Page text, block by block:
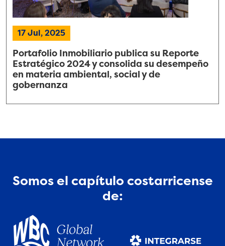
17 Jul, 2025
Portafolio Inmobiliario publica su Reporte
Estratégico 2024 y consolida su desempeño
en materia ambiental, social y de
gobernanza
Somos el capítulo costarricense
de: